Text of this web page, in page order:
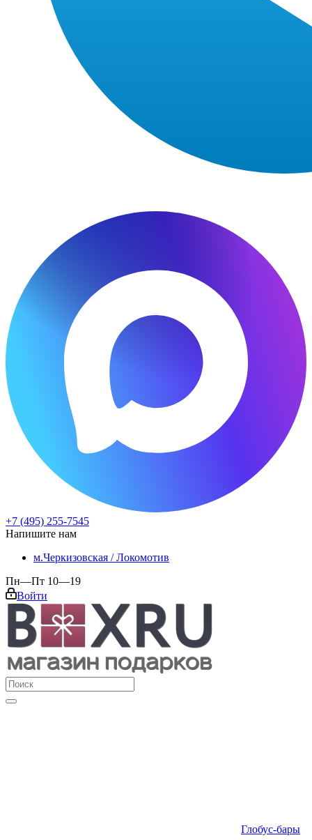
+7 (495) 255-7545
Напишите нам
м.Черкизовская / Локомотив
Пн—Пт 10—19
Войти
Глобус-бары